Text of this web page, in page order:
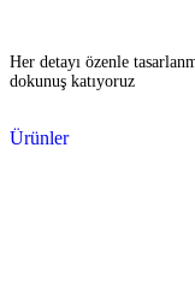
Her detayı özenle
dokunuş katıyoruz
Ürünler